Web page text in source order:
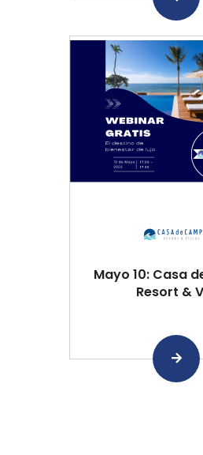
Mayo 10: Casa
Resort &